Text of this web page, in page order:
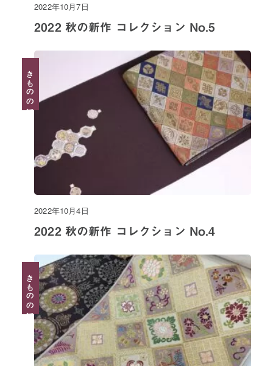
2022年10月7日
2022 秋の新作 コレクション No.5
2022年10月4日
きものの話
2022 秋の新作 コレクション No.4
きものの話